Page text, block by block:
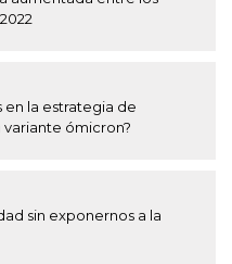
en la estrategia de
ómicron?
sin exponernos a la